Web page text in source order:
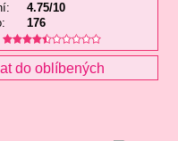
4.75/10
176
do oblíbených